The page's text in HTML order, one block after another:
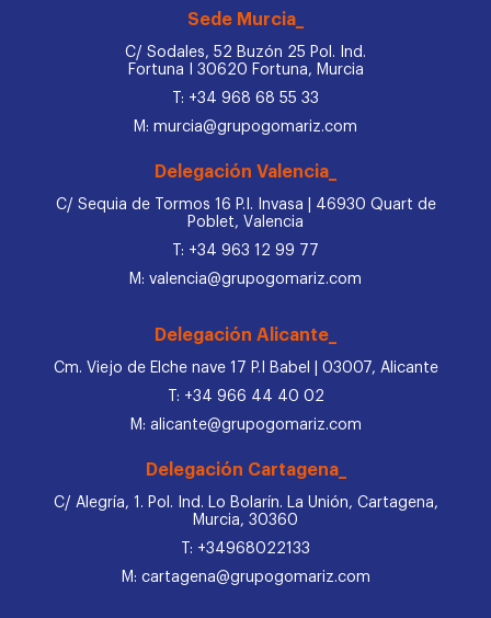
Sede Murcia_
C/ Sodales, 52 Buzón 25 Pol. Ind.
Fortuna I 30620 Fortuna, Murcia
T: +34 968 68 55 33
M: murcia@grupogomariz.com
Delegación Valencia_
C/ Sequia de Tormos 16 P.I. Invasa | 46930 Quart de
Poblet, Valencia
T: +34 963 12 99 77
M: valencia@grupogomariz.com
Delegación Alicante_
Cm. Viejo de Elche nave 17 P.I Babel | 03007, Alicante
T: +34 966 44 40 02
M: alicante@grupogomariz.com
Delegación Cartagena_
C/ Alegría, 1. Pol. Ind. Lo Bolarín. La Unión, Cartagena,
Murcia, 30360
T: +34968022133
M: cartagena@grupogomariz.com